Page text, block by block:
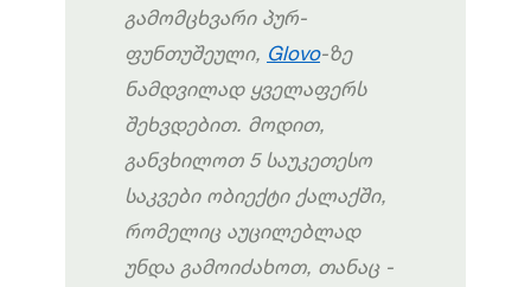
გამომცხვარი პურ-
ფუნთუშეული, Glovo-ზე
ნამდვილად ყველაფერს
შეხვდებით. მოდით,
განვხილოთ5 საუკეთესო
საკვები ობიექტი ქალაქში,
რომელიც აუცილებლად
უნდა გამოიძახოთ, თანაც-